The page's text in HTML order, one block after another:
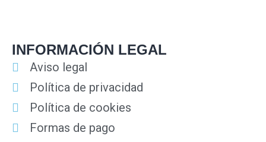
INFORMACIÓN LEGAL
Aviso legal
Política de privacidad
Política de cookies
Formas de pago